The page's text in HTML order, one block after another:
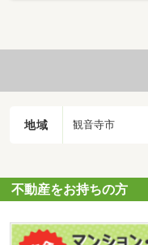
地域 観音寺市
不動産をお持ちの方